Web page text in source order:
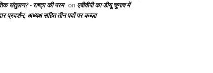
संतुलन? - राष्ट्र की परम on एबीवीपी का डीयू चुनाव में
प्रदर्शन, अध्यक्ष सहित तीन पदों पर कब्ज़ा